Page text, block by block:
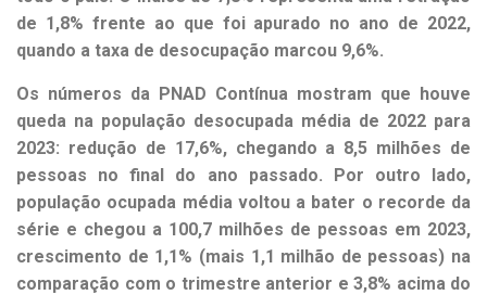
de 1,8% frente ao que foi apurado no ano de 2022,
quando a taxa de desocupação marcou 9,6%.
Os números da PNAD Contínua mostram que houve
queda na população desocupada média de 2022 para
2023: redução de 17,6%, chegando a 8,5 milhões de
pessoas no final do ano passado. Por outro lado,
população ocupada média voltou a bater o recorde da
série e chegou a 100,7 milhões de pessoas em 2023,
crescimento de 1,1% (mais 1,1 milhão de pessoas) na
comparação com o trimestre anterior e 3,8% acima do